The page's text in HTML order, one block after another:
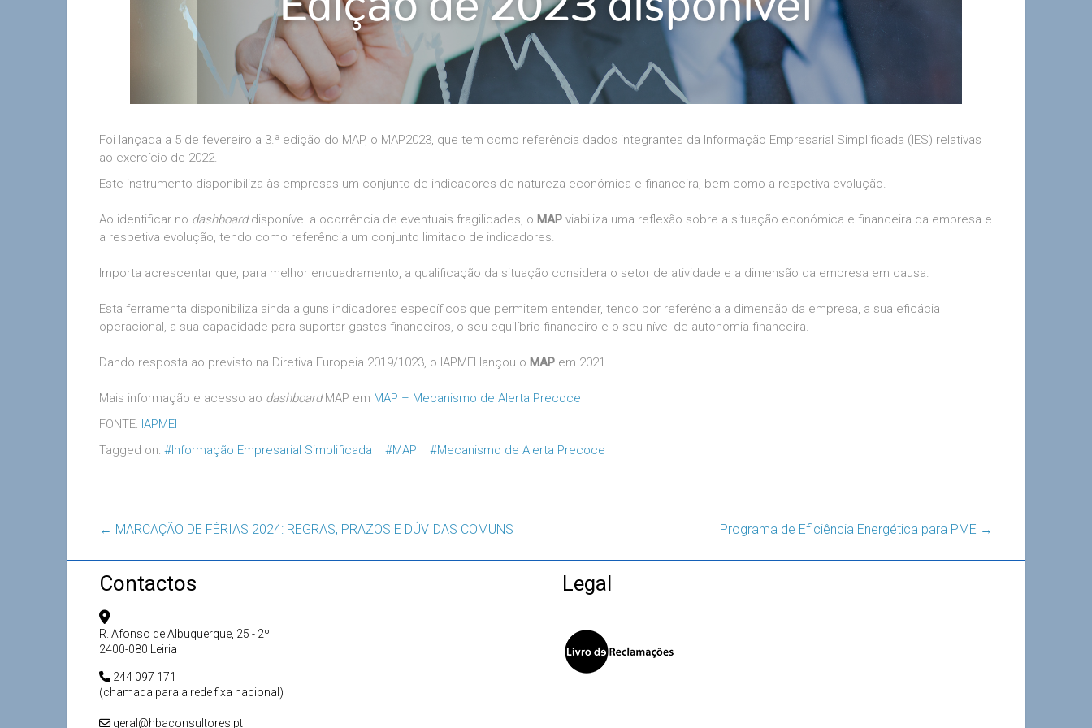
Foi lançada a 5 de fevereiro a 3.ª edição do MAP, o MAP2023, que tem como referência dados integrantes da Informação Empresarial Simplificada (IES) relativas
ao exercício de 2022.
Este instrumento disponibiliza às empresas um conjunto de indicadores de natureza económica e financeira, bem como a respetiva evolução.
Ao identificar no dashboarddisponível a ocorrência de eventuais fragilidades, o MAP viabiliza uma reflexão sobre a situação económica e financeira da empresa e
a respetiva evolução, tendo como referência um conjunto limitado de indicadores.
Importa acrescentar que, para melhor enquadramento, a qualificação da situação considera o setor de atividade e a dimensão da empresa em causa.
Esta ferramenta disponibiliza ainda alguns indicadores específicos que permitem entender, tendo por referência a dimensão da empresa, a sua eficácia
operacional, a sua capacidade para suportar gastos financeiros, o seu equilíbrio financeiro e o seu nível de autonomia financeira.
Dando resposta ao previsto na Diretiva Europeia 2019/1023, o IAPMEI lançou o MAP em 2021.
Mais informação e acesso ao dashboardMAP em MAP – Mecanismo de Alerta Precoce
FONTE: IAPMEI
Tagged on: #Informação Empresarial Simplificada #MAP #Mecanismo de Alerta Precoce
← MARCAÇÃO DE FÉRIAS 2024: REGRAS, PRAZOS E DÚVIDAS COMUNS Programa de Eficiência Energética para PME →
Contactos
R. Afonso de Albuquerque, 25 - 2º
2400-080 Leiria
244 097 171
(chamada para a rede fixa nacional)
geral@hbaconsultores.pt
Legal